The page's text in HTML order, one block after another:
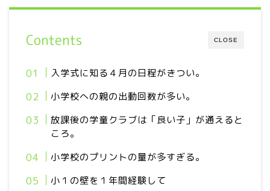
CLOSE
Contents
入学式に知る４月の日程がきつい。
小学校への親の出動回数が多い。
放課後の学童クラブは「良い子」が通えると
ころ。
小学校のプリントの量が多すぎる。
小１の壁を１年間経験して